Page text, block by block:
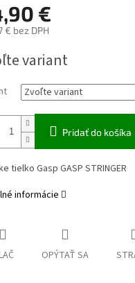
€
€ bez DPH
variant
Pridať do košíka
tielko Gasp GASP STRINGER
informácie
OPÝTAŤ SA